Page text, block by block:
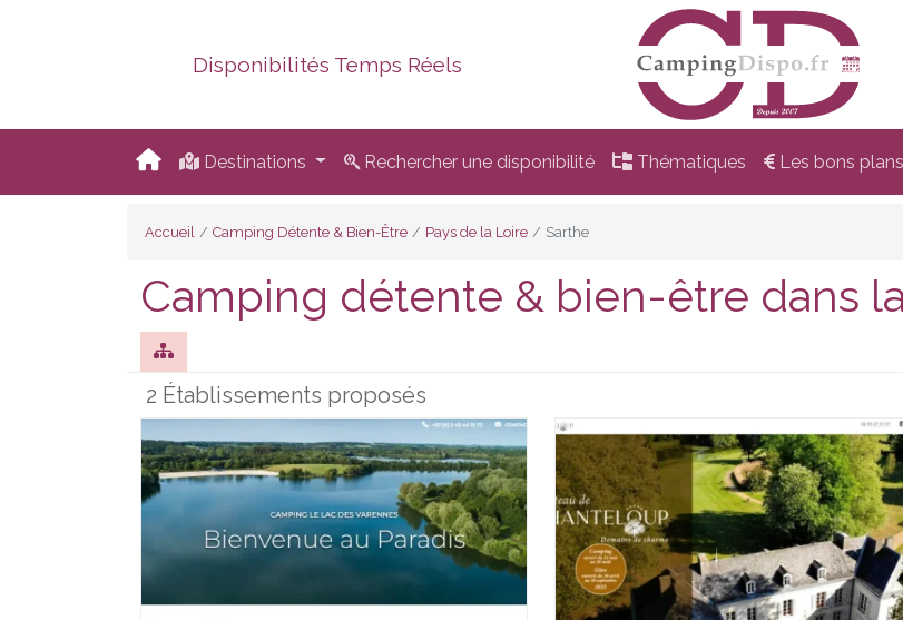
Disponibilités Temps Réels
Destinations Rechercher une disponibilité Thématiques Les bons plans
Accueil Camping Détente & Bien-Être Pays de la Loire Sarthe
Camping détente & bien-être dans
2 Établissements proposés